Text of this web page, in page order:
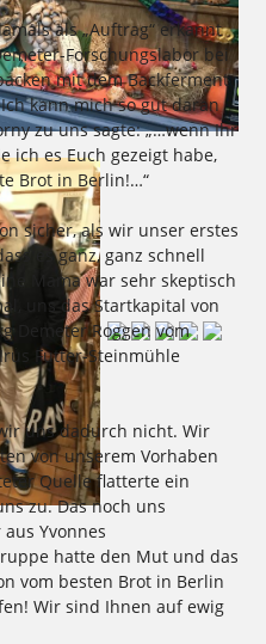
als „Auftrag“ erkannt
Forschungslabor bei
mit dem Backferment
kann mich so gut daran
zu uns sagte: „…wenn Ihr
ich es Euch gezeigt habe,
Brot in Berlin!…“
sicher, als wir unser erstes
es ganz, ganz schnell
Mama war sehr skeptisch
uns das Startkapital von
Demeter Roggen vom
Futter-Steinmühle
uns dadurch nicht. Wir
von unserem Vorhaben
Quelle flatterte ein
zu. Das noch uns
Yvonnes
hatte den Mut und das
vom besten Brot in Berlin
Wir sind Ihnen auf ewig